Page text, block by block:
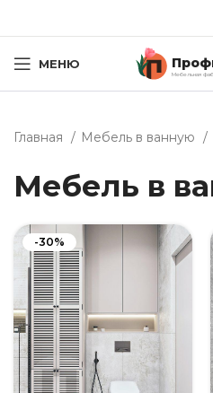
МЕНЮ
Мебельная
Главная Мебель в ванную
Мебель в
-30%